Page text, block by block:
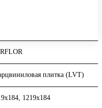
плитка (LVT)
1219x184